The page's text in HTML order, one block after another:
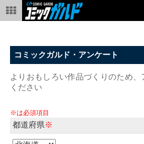
コミックガルド・アンケート
よりおもしろい作品づくりのため、
ください
※は必須項目
都道府県※